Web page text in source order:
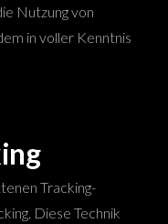
Nutzung von
in voller Kenntnis
Tracking-
Diese Technik